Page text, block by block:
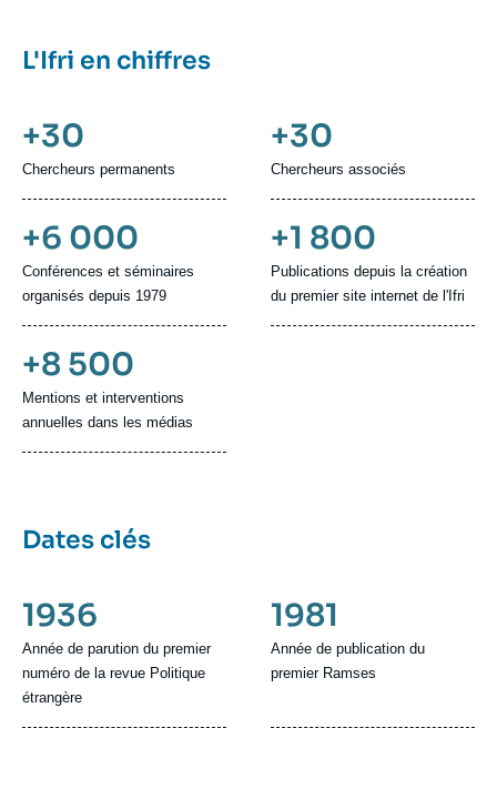
L'Ifri en chiffres
+30
Chercheurs permanents
+30
Chercheurs associés
+6 000
Conférences et séminaires
organisés depuis 1979
+1 800
Publications depuis la création
du premier site internet de l'Ifri
+8 500
Mentions et interventions
annuelles dans les médias
Dates clés
1936
Année de parution du premier
numéro de la revue Politique
étrangère
1981
Année de publication du
premier Ramses